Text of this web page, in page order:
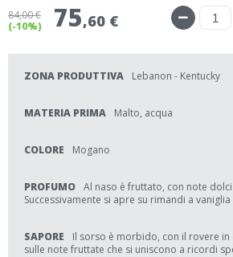
84,00 €
(-10%)
75,60 €
ZONA PRODUTTIVA Lebanon - Kentucky
MATERIA PRIMA Malto, acqua
COLORE Mogano
PROFUMO Al naso è fruttato, con note
Successivamente si apre su rimandi a
SAPORE
Il sorso è morbido, con il rovere in
sulle note fruttate che si uniscono a ricordi